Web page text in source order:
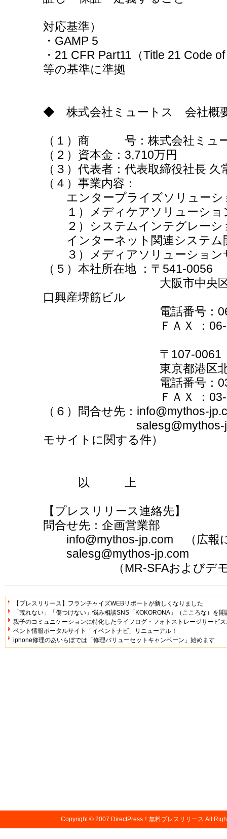
対応基準）
・GAMP 5
・21 CFR Part11（Title 21 Code
等の基準に準拠
◆ 株式会社ミュートス 会社概
（１）商 号：株式会社ミュ
（２）資本金：3,710万円
（３）代表者：代表取締役社長 久
（４）事業内容：
エンタープライズソリューシ
１）メディケアソリューショ
２）システムインテグレーシ
インターネット関連システム
３）メディアソリューション
（５）本社所在地 ：〒541-0056
大阪市中央区久太郎
口興産堺筋ビル
電話番号：06-
ＦＡＸ ：06-
〒107-0061
東京都港区北青山2-
電話番号：03-
ＦＡＸ ：03-
（６）問合せ先：info@mythos-
salesg@mythos-jp.com
モサイトに関する件）
以 上
【プレスリリース連絡先】
問合せ先：企画営業部
info@mythos-jp.com （広報
salesg@mythos-jp.com
（MR-SFAおよびデモサ
【プレスリリース】フランチャイズWEBリポートが新しくなりました
「荒れない」「傷つけない」悩み相談SNS「KOKORONA」（こころな）を開
親子のコミュニケーションに特化したライフログ・フォトストレージサービ
ベント情報ポータルサイト「イベントナビ」リニューアル！
iphone修理のあいらぼでは「修理バリューセットキャンペーン」始めます
Copyright © 2007 DirectPress！無料プレスリリース All